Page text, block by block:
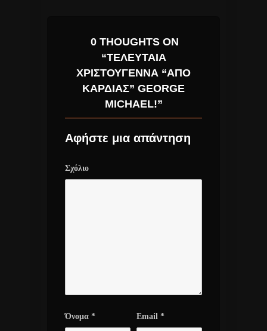
0 THOUGHTS ON
“ΤΕΛΕΥΤΑΙΑ
ΧΡΙΣΤΟΥΓΕΝΝΑ “ΑΠΟ
ΚΑΡΔΙΑΣ” GEORGE
MICHAEL!”
Αφήστε μια απάντηση
Σχόλιο
Όνομα * Email *